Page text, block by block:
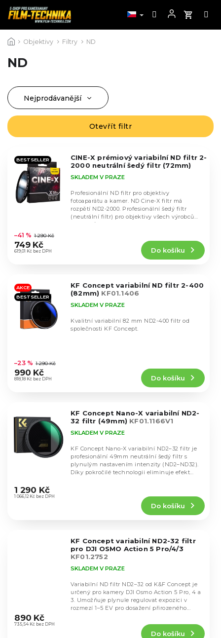
na
Objektivy Filtry ND
ND
Ř
a
z
e
Nejprodávanější
Nejlevnější
Otevřít filtr
V
BESTSELLER
CINE-X prémiový variabilní ND filtr 2-
2000 neutrální šedý filtr (72mm)
hodnocení
produktu
je
hvězdiček.
SKLADEM V PRAZE
619,01 Kč bez DPH
–41 % 1 290 Kč
749 Kč
Do košíku
Profesionální ND filtr pro objektivy
fotoaparátu a kamer. ND Cine-X filtr má
rozpětí ND2-2000. Profesionální šedý filtr
(neutrální filtr) pro objektivy všech výrobců
objektivů s...
AKCE
BESTSELLER
KF Concept variabilní ND filtr 2-400
(82mm) KF01.1406
hodnocení
produktu
je
hvězdiček.
SKLADEM V PRAZE
818,18 Kč bez DPH
–23 % 1 290 Kč
990 Kč
Do košíku
Kvalitní variabilní 82 mm ND2-400 filtr od
společnosti KF Concept.
KF Concept Nano-X variabilní ND2-
32 filtr (49mm) KF01.1166V1
hodnocení
produktu
SKLADEM V PRAZE
1 066,12 Kč bez DPH
1 290 Kč
Do košíku
KF Concept Nano-X variabilní ND2–32 filtr je
profesionální 49mm neutrální šedý filtr s
plynulým nastavením intenzity (ND2–ND32).
Díky pokročilé technologii eliminuje efekt
KF Concept variabilní ND2-32 filtr
pro DJI OSMO Action 5 Pro/4/3
KF01.2752
hodnocení
produktu
SKLADEM V PRAZE
735,54 Kč bez DPH
890 Kč
Do košíku
Variabilní ND filtr ND2–32 od K&F Concept je
určený pro kamery DJI Osmo Action 5 Pro, 4 a
3. Umožňuje plynule regulovat expozici v
rozmezí 1–5 EV pro dosažení přirozeného...